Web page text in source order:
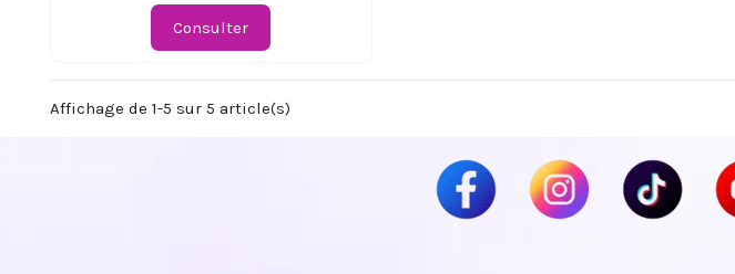
Consulter
Affichage de 1-5 sur 5 article(s)